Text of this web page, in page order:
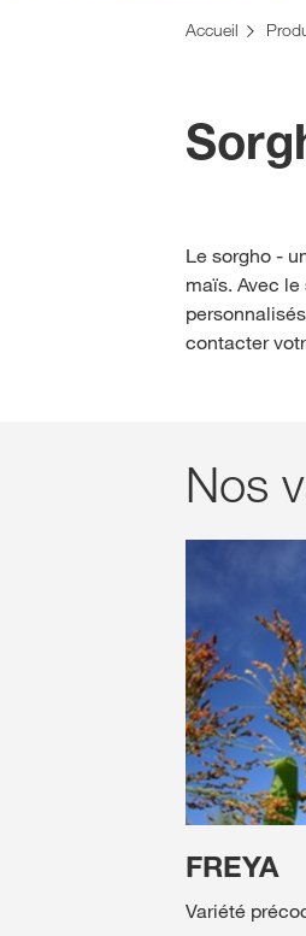
Accueil
Le sorgho -
maïs. Avec
contacter
Nos
FREYA
Variété